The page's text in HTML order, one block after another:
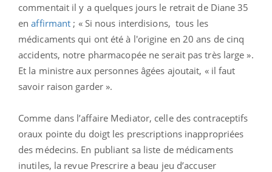
commentait il y a quelques jours le retrait de Diane 35
enaffirmant ; « Si nous interdisions, tous les
médicaments qui ont été à l'origine en 20 ans de cinq
accidents, notre pharmacopée ne serait pas très large ».
Et la ministre aux personnes âgées ajoutait, « il faut
savoir raison garder ».
Comme dans l’affaire Mediator, celle des contraceptifs
oraux pointe du doigt les prescriptions inappropriées
des médecins. En publiant sa liste de médicaments
inutiles, la revue Prescrire a beau jeu d’accuser